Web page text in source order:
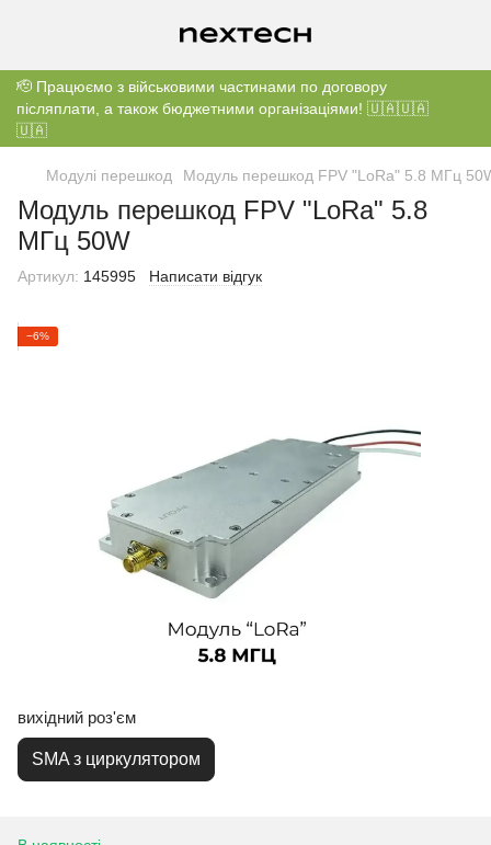
🫡 Працюємо з військовими частинами по договору
післяплати, а також бюджетними організаціями! 🇺🇦🇺🇦
🇺🇦
Модулі перешкод Модуль перешкод FPV "LoRa" 5.8 МГц
Модуль перешкод FPV "LoRa" 5.8
МГц 50W
Артикул: 145995 Написати відгук
−6%
вихідний роз'єм
SMA з циркулятором